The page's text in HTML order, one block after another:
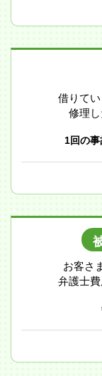
借りて
修理し
1回の
お客さ
弁護士費